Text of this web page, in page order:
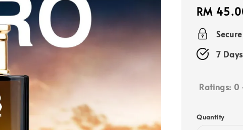
Regular
price
RM
7
Ratings: 0
Quantity